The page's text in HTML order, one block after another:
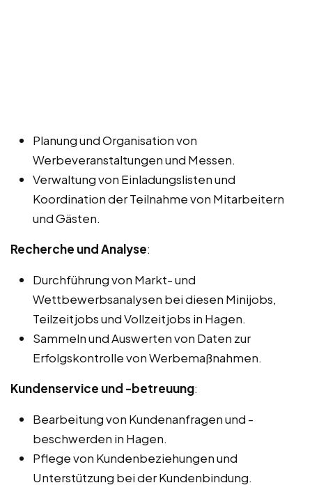
Planung und Organisation von
Werbeveranstaltungen und Messen.
Verwaltung von Einladungslisten und
Koordination der Teilnahme von Mitarbeitern
und Gästen.
Recherche und Analyse:
Durchführung von Markt- und
Wettbewerbsanalysen bei diesen Minijobs,
Teilzeitjobs und Vollzeitjobs in Hagen.
Sammeln und Auswerten von Daten zur
Erfolgskontrolle von Werbemaßnahmen.
Kundenservice und -betreuung:
Bearbeitung von Kundenanfragen und -
beschwerden in Hagen.
Pflege von Kundenbeziehungen und
Unterstützung bei der Kundenbindung.